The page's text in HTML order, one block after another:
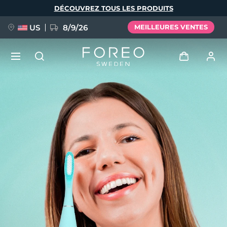
DÉCOUVREZ TOUS LES PRODUITS
US 8/9/26 MEILLEURES VENTES
Profil de l'utilisateur
Mes appareils
Mes commandes
Mes adresses
Mes abonnements
FAQ™ Pure Beauty-Tech Elixir
BREAKING NEWS
issa™ Teeth Whitening Set
Deutsch
Español
Français
Italiano
Português
Svenska
Русский
简体中文 繁體中文